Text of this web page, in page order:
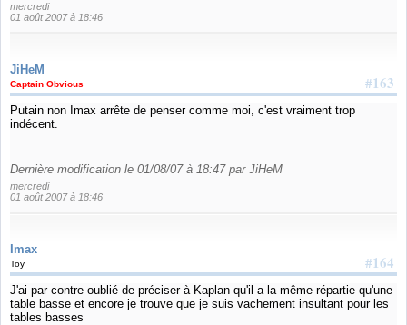
mercredi
01 août 2007 à 18:46
JiHeM
#163
Captain Obvious
Putain non Imax arrête de penser comme moi, c'est vraiment trop
indécent.
Dernière modification le 01/08/07 à 18:47 par JiHeM
mercredi
01 août 2007 à 18:46
Imax
#164
Toy
J'ai par contre oublié de préciser à Kaplan qu'il a la même répartie qu'une
table basse et encore je trouve que je suis vachement insultant pour les
tables basses